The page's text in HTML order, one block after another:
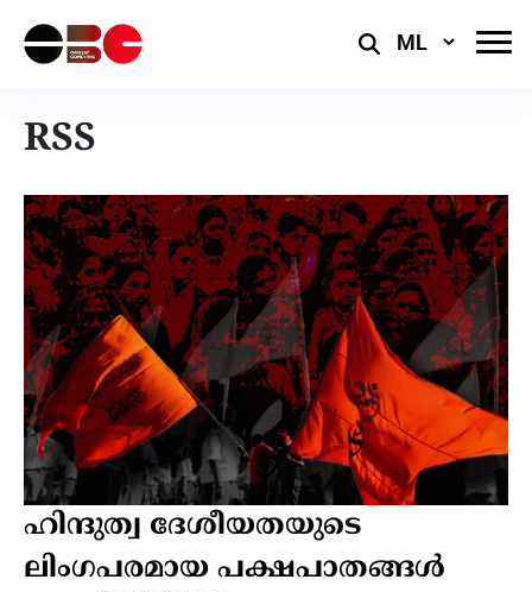
Select
RSS
ഹിന്ദുത്വ ദേശീയതയുടെ
ലിംഗപരമായ പക്ഷപാതങ്ങൾ